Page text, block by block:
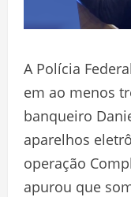
A Polícia
em ao menos
banqueiro
aparelhos
operação
apurou que